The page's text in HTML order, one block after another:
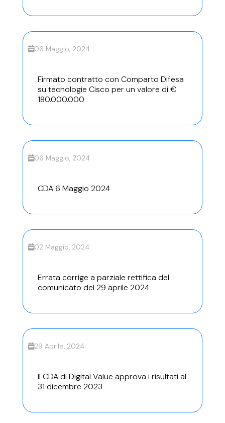
06 Maggio, 2024
Firmato contratto con Comparto Difesa
su tecnologie Cisco per un valore di €
180.000.000
06 Maggio, 2024
CDA 6 Maggio 2024
02 Maggio, 2024
Errata corrige a parziale rettifica del
comunicato del 29 aprile 2024
29 Aprile, 2024
Il CDA di Digital Value approva i risultati al
31 dicembre 2023